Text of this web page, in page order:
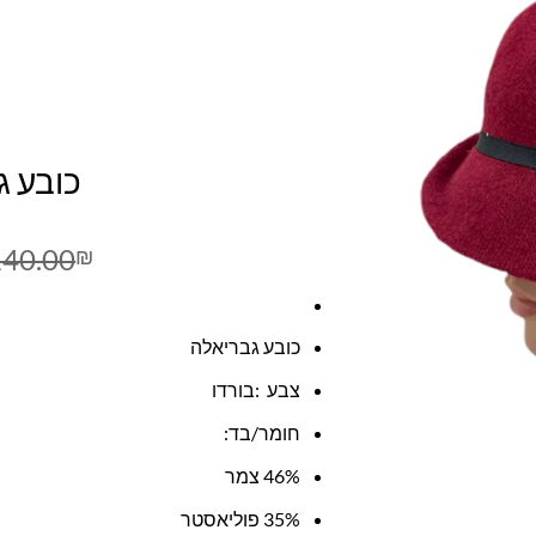
כובע
₪
כובע גבריאלה
צבע :בורדו
חומר/בד:
46% צמר
35% פוליאסטר